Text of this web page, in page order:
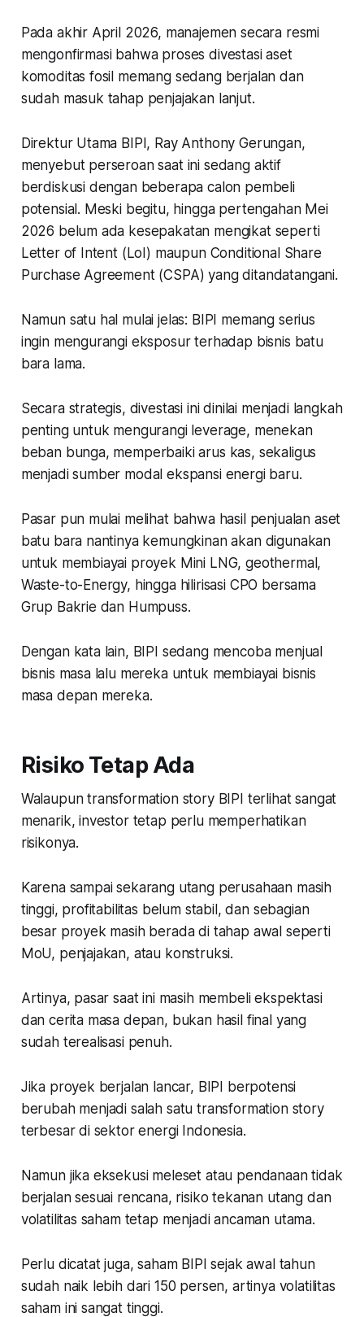
Pada akhir April 2026, manajemen secara resmi
mengonfirmasi bahwa proses divestasi aset
komoditas fosil memang sedang berjalan dan
sudah masuk tahap penjajakan lanjut.
Direktur Utama BIPI, Ray Anthony Gerungan,
menyebut perseroan saat ini sedang aktif
berdiskusi dengan beberapa calon pembeli
potensial. Meski begitu, hingga pertengahan Mei
2026 belum ada kesepakatan mengikat seperti
Letter of Intent (LoI) maupun Conditional Share
Purchase Agreement (CSPA) yang ditandatangani.
Namun satu hal mulai jelas: BIPI memang serius
ingin mengurangi eksposur terhadap bisnis batu
bara lama.
Secara strategis, divestasi ini dinilai menjadi langkah
penting untuk mengurangi leverage, menekan
beban bunga, memperbaiki arus kas, sekaligus
menjadi sumber modal ekspansi energi baru.
Pasar pun mulai melihat bahwa hasil penjualan aset
batu bara nantinya kemungkinan akan digunakan
untuk membiayai proyek Mini LNG, geothermal,
Waste-to-Energy, hingga hilirisasi CPO bersama
Grup Bakrie dan Humpuss.
Dengan kata lain, BIPI sedang mencoba menjual
bisnis masa lalu mereka untuk membiayai bisnis
masa depan mereka.
Risiko Tetap Ada
Walaupun transformation story BIPI terlihat sangat
menarik, investor tetap perlu memperhatikan
risikonya.
Karena sampai sekarang utang perusahaan masih
tinggi, profitabilitas belum stabil, dan sebagian
besar proyek masih berada di tahap awal seperti
MoU, penjajakan, atau konstruksi.
Artinya, pasar saat ini masih membeli ekspektasi
dan cerita masa depan, bukan hasil final yang
sudah terealisasi penuh.
Jika proyek berjalan lancar, BIPI berpotensi
berubah menjadi salah satu transformation story
terbesar di sektor energi Indonesia.
Namun jika eksekusi meleset atau pendanaan tidak
berjalan sesuai rencana, risiko tekanan utang dan
volatilitas saham tetap menjadi ancaman utama.
Perlu dicatat juga, saham BIPI sejak awal tahun
sudah naik lebih dari 150 persen, artinya volatilitas
saham ini sangat tinggi.